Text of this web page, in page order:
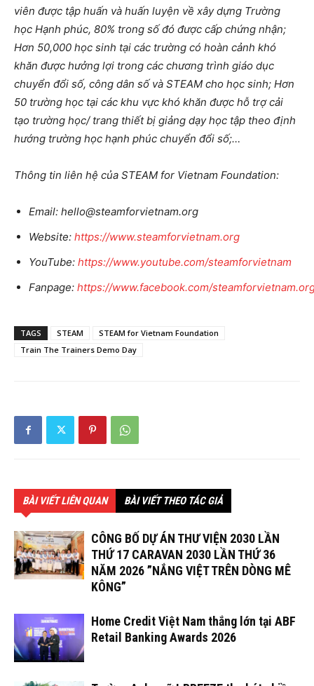
viên được tập huấn và huấn luyện về xây dựng Trường
học Hạnh phúc, 80% trong số đó được cấp chứng nhận;
Hơn 50,000 học sinh tại các trường có hoàn cảnh khó
khăn được hưởng lợi trong các chương trình giáo dục
chuyển đổi số, công dân số và STEAM cho học sinh; Hơn
50 trường học tại các khu vực khó khăn được hỗ trợ cải
tạo trường học/ trang thiết bị giảng dạy học tập theo định
hướng trường học hạnh phúc chuyển đổi số;…
Thông tin liên hệ của STEAM for Vietnam Foundation:
Email: hello@steamforvietnam.org
Website: https://www.steamforvietnam.org
YouTube: https://www.youtube.com/steamforvietnam
Fanpage: https://www.facebook.com/
TAGS STEAM
STEAM for Vietnam Foundation
Train The Trainers Demo Day
BÀI VIẾT LIÊN QUAN BÀI VIẾT THEO TÁC GIẢ
CÔNG BỐ DỰ ÁN THƯ VIỆN 2030 LẦN
THỨ 17 CARAVAN 2030 LẦN THỨ 36
NĂM 2026 ”NẮNG VIỆT TRÊN DÒNG MÊ
KÔNG”
Home Credit Việt Nam thắng lớn tại ABF
Retail Banking Awards 2026